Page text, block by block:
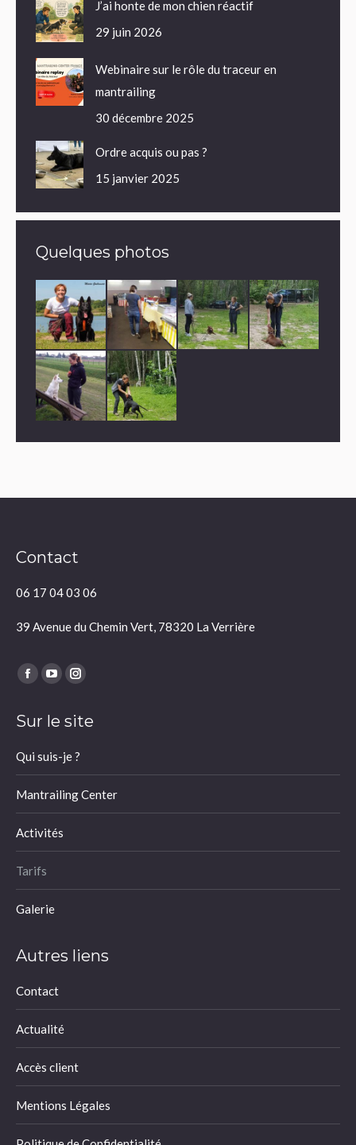
J’ai honte de mon chien réactif
29 juin 2026
Webinaire sur le rôle du traceur en
mantrailing
30 décembre 2025
Ordre acquis ou pas ?
15 janvier 2025
Quelques photos
Contact
06 17 04 03 06
39 Avenue du Chemin Vert, 78320 La Verrière
Trouvez nous sur :
Facebook
opens
new
YouTube
opens
new
Instagram
opens
new
Sur le site
Qui suis-je ?
Mantrailing Center
Activités
Tarifs
Galerie
Autres liens
Contact
Actualité
Accès client
Mentions Légales